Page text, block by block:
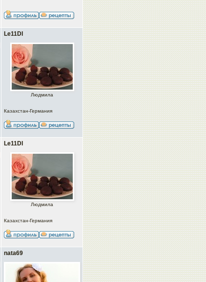
Le11DI
Людмила
Казахстан-Германия
Le11DI
Людмила
Казахстан-Германия
nata69